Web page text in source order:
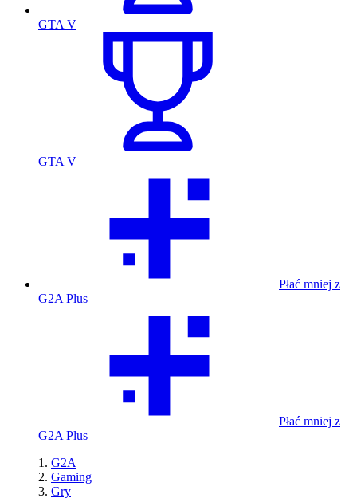
GTA V
GTA V
Płać mniej z
G2A Plus
Płać mniej z
G2A Plus
G2A
Gaming
Gry